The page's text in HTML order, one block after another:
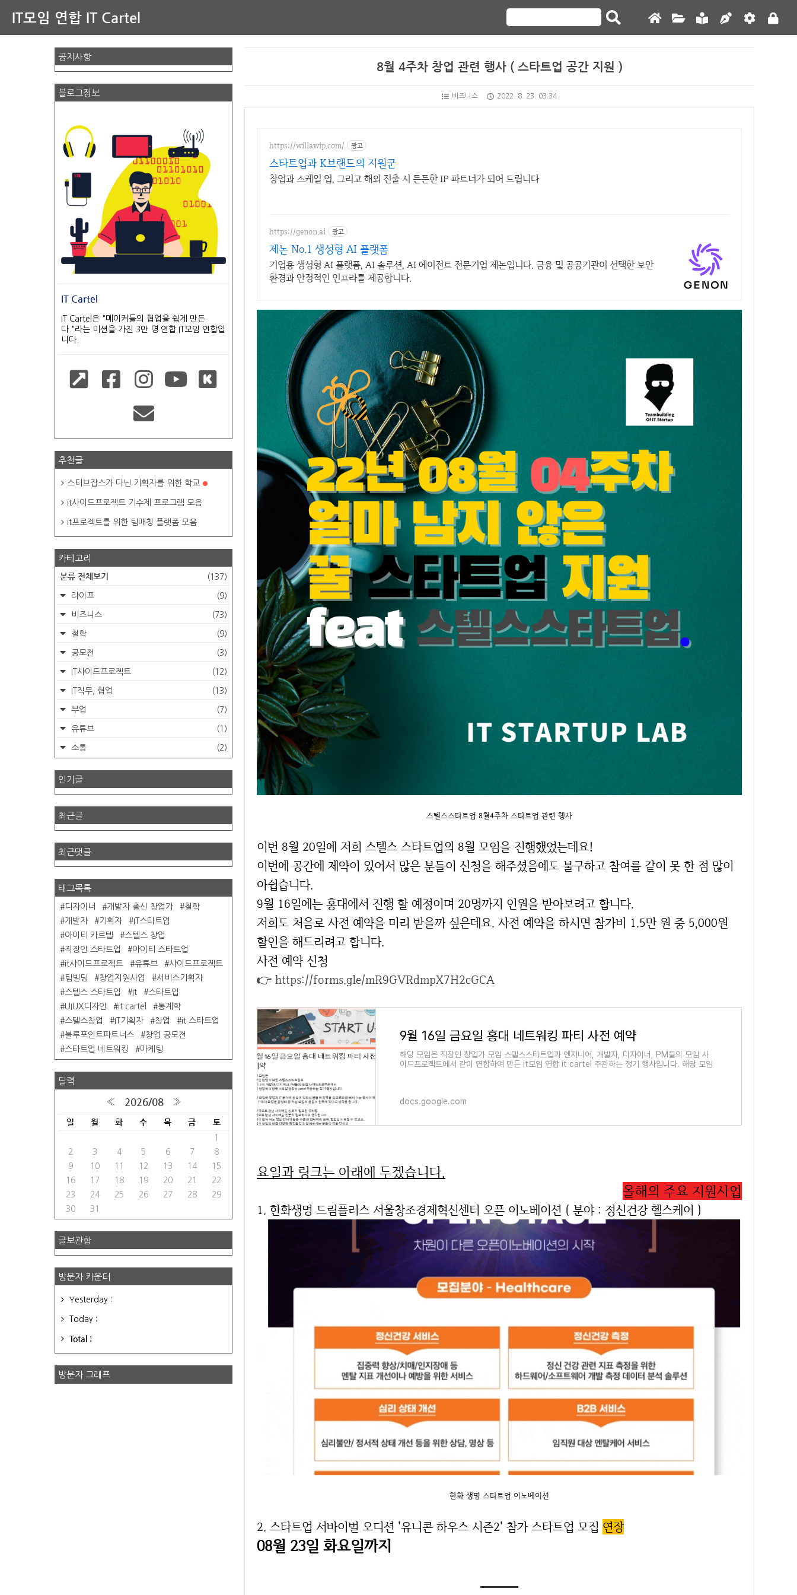
IT모임 연합 IT Cartel
8월 4주차 창업 관련 행사 ( 스타트업 공간 지원 )
비즈니스 2022. 8. 23. 03:34
https://willawip.com/ 광고
스타트업과 K브랜드의 지원군
창업과 스케일 업, 그리고 해외 진출 시 든든한 IP 파트너가 되어 드립니다
https://genon.ai 광고
제논 No.1 생성형 AI 플랫폼
기업용 생성형 AI 플랫폼, AI 솔루션, AI 에이전트 전문기업 제논입니다. 금융 및 공공기관이 선택한 보안
환경과 안정적인 인프라를 제공합니다.
스텔스스타트업 8월4주차 스타트업 관련 행사
이번 8월 20일에 저희 스텔스 스타트업의 8월 모임을 진행했었는데요!
이번에 공간에 제약이 있어서 많은 분들이 신청을 해주셨음에도 불구하고 참여를 같이 못 한 점 많이
아쉽습니다.
9월 16일에는 홍대에서 진행 할 예정이며 20명까지 인원을 받아보려고 합니다.
저희도 처음로 사전 예약을 미리 받을까 싶은데요. 사전 예약을 하시면 참가비 1.5만 원 중 5,000원
할인을 해드리려고 합니다.
사전 예약 신청
👉 https://forms.gle/mR9GVRdmpX7H2cGCA
9월 16일 금요일 홍대 네트워킹 파티 사전 예약
해당 모임은 직장인 창업가 모임 스텔스스타트업과 엔지니어, 개발자, 디자이너, PM들의 모임 사
이드프로젝트에서 같이 연합하여 만든 it모임 연합 it cartel 주관하는 정기 행사입니다. 해당 모임
docs.google.com
요일과 링크는 아래에 두겠습니다.
올해의 주요 지원사업
1. 한화생명 드림플러스 서울창조경제혁신센터 오픈 이노베이션 ( 분야 : 정신건강 헬스케어 )
한화 생명 스타트업 이노베이션
2. 스타트업 서바이벌 오디션 '유니콘 하우스 시즌2' 참가 스타트업 모집 연장
08월 23일 화요일까지
공지사항
블로그정보
IT Cartel
IT Cartel은 "메이커들의 협업을 쉽게 만든
다."라는 미션을 가진 3만 명 연합 IT모임 연합입
니다.
추천글
스티브잡스가 다닌 기획자를 위한 학교
it사이드프로젝트 기수제 프로그램 모음
it프로젝트를 위한 팀매칭 플랫폼 모음
카테고리
분류 전체보기 (137)
라이프 (9)
비즈니스 (73)
철학 (9)
공모전 (3)
IT사이드프로젝트 (12)
IT직무, 협업 (13)
부업 (7)
유튜브 (1)
소통 (2)
인기글
최근글
최근댓글
태그목록
디자이너 개발자 출신 창업가
철학
개발자
기획자
IT스타트업
아이티 카르텔
스텔스 창업
직장인 스타트업
아이티 스타트업
it사이드프로젝트
유튜브
사이드프로젝트
팀빌딩
창업지원사업
서비스기획자
스텔스 스타트업
It
스타트업
UIUX디자인
it cartel
통계학
스텔스창업
IT기획자 창업
it 스타트업
블루포인트파트너스
창업 공모전
스타트업 네트워킹
마케팅
달력
« 2026/08 »
일 월 화 수 목 금 토
1
2
3 4 5 6 7
8
9
10 11 12 13 14
15
16
17 18 19 20 21
22
23
24 25 26 27 28
29
30
31
글보관함
방문자 카운터
Yesterday :
Today :
Total :
방문자 그래프